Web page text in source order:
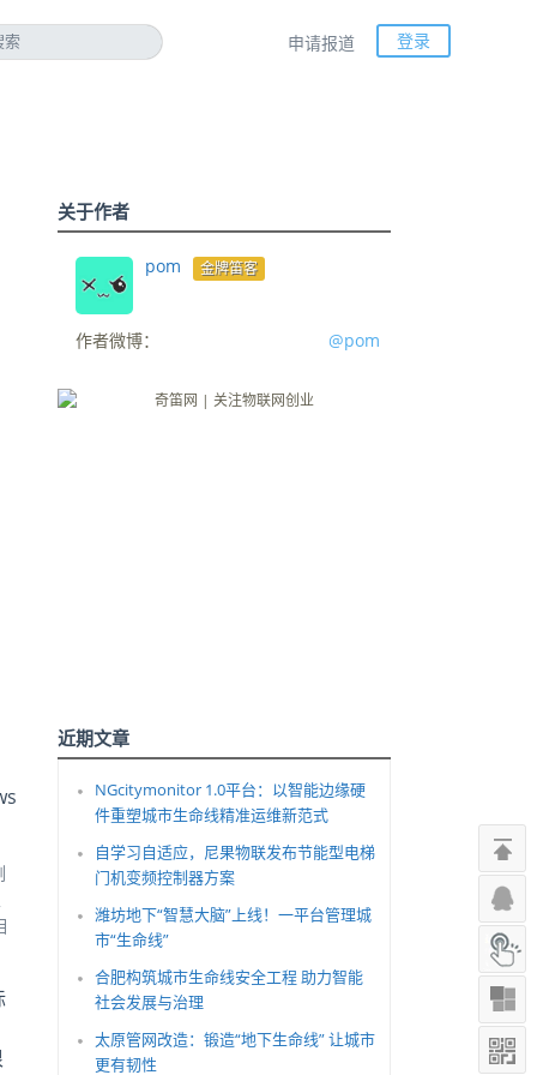
申请报道 登录
关于作者
pom 金牌笛客
作者微博： @pom
近期文章
NGcitymonitor 1.0平台：以智能边缘硬
件重塑城市生命线精准运维新范式
自学习自适应，尼果物联发布节能型电梯
门机变频控制器方案
潍坊地下“智慧大脑”上线！一平台管理城
市“生命线”
合肥构筑城市生命线安全工程 助力智能
社会发展与治理
太原管网改造：锻造“地下生命线” 让城市
更有韧性